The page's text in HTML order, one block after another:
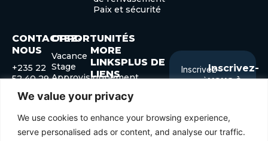
We value your privacy
We use cookies to enhance your browsing experience,
serve personalised ads or content, and analyse our traffic.
Paix et sécurité
CONTACTEZ-
NOUS
+235 22
52 40 29
52 41 45
OPPORTUNITÉS
Vacance
Stage
Approvisionnement
MORE
LINKSPLUS DE
LIENS
Forum des
gouverneurs
Forum de
développement
Inscrivez-
vous à
Inscrivez-
vous à
your
email